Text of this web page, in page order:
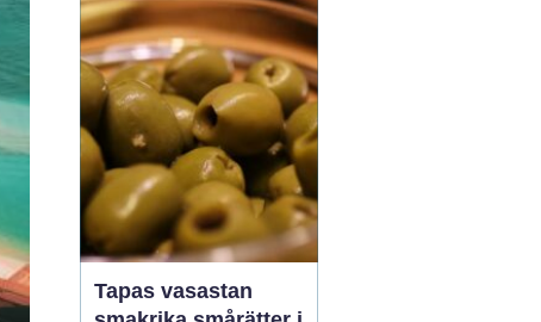
enkelheten. Inga
ansikten, inga starka
färger, bara mjuka linjer
och en kropp som lutar
sig f...
Tapas vasastan